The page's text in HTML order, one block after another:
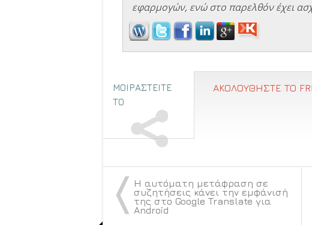
εφαρμογών, ενώ στο παρελθόν έχει
ΜΟΙΡΑΣΤΕΙΤΕ
ΤΟ
ΑΚΟΛΟΥΘΗΣΤΕ ΤΟ
〈
Η αυτόματη μετάφραση σε
συζητήσεις κάνει την εμφάνισή
της στο Google Translate για
Android